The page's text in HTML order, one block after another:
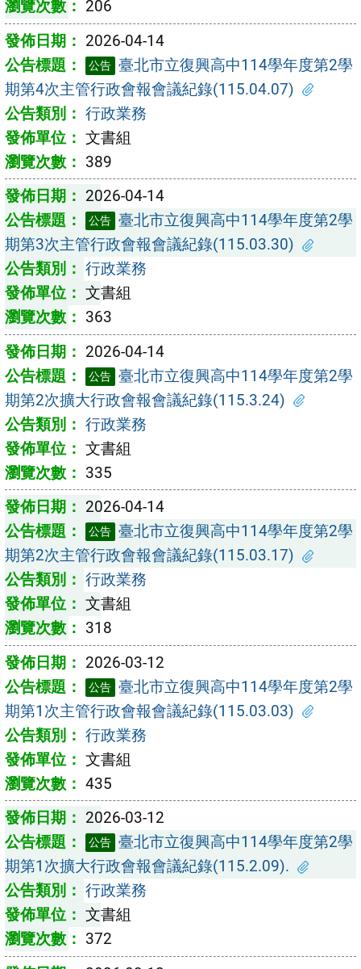
206
2026-04-14
公告 臺北市立復興高中114學年度第2學
期第4次主管行政會報會議紀錄(115.04.07)
行政業務
文書組
389
2026-04-14
公告 臺北市立復興高中114學年度第2學
期第3次主管行政會報會議紀錄(115.03.30)
行政業務
文書組
363
2026-04-14
公告 臺北市立復興高中114學年度第2學
期第2次擴大行政會報會議紀錄(115.3.24)
行政業務
文書組
335
2026-04-14
公告 臺北市立復興高中114學年度第2學
期第2次主管行政會報會議紀錄(115.03.17)
行政業務
文書組
318
2026-03-12
公告 臺北市立復興高中114學年度第2學
期第1次主管行政會報會議紀錄(115.03.03)
行政業務
文書組
435
2026-03-12
公告 臺北市立復興高中114學年度第2學
期第1次擴大行政會報會議紀錄(115.2.09).
行政業務
文書組
372